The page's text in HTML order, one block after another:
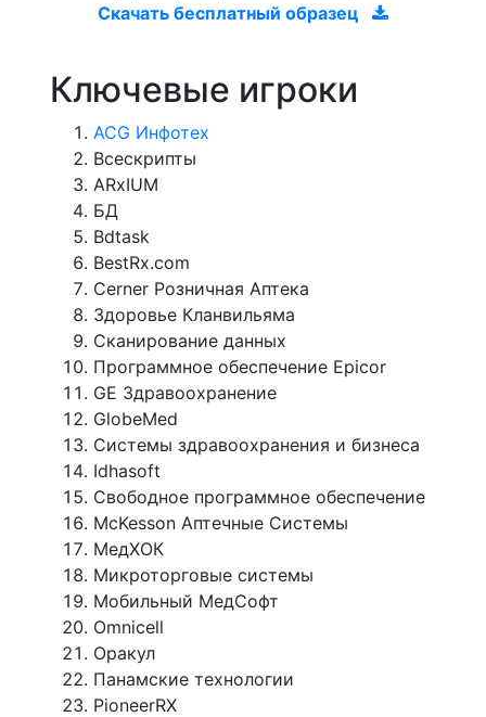
Скачать бесплатный образец
Ключевые игроки
ACG Инфотех
Всескрипты
ARxIUM
БД
Bdtask
BestRx.com
Cerner Розничная Аптека
Здоровье Кланвильяма
Сканирование данных
Программное обеспечение Epicor
GE Здравоохранение
GlobeMed
Системы здравоохранения и бизнеса
Idhasoft
Свободное программное обеспечение
McKesson Аптечные Системы
МедХОК
Микроторговые системы
Мобильный МедСофт
Omnicell
Оракул
Панамские технологии
PioneerRX